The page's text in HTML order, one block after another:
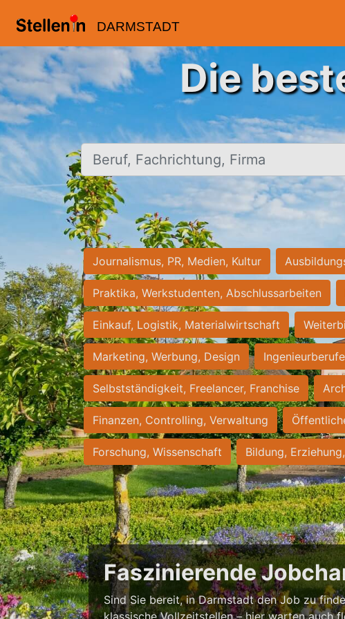
DARMSTADT
Die
Beruf, Fachrichtung, Firma
Journalismus, PR, Medien, Kultur
Praktika, Werkstudenten, Abschlussarbeiten
Einkauf, Logistik, Materialwirtschaft
Marketing, Werbung, Design
Selbstständigkeit, Freelancer, Franchise
Finanzen, Controlling, Verwaltung
Forschung, Wissenschaft Bildung,
Faszinierende
Sind Sie bereit, in Darmstadt den Job zu